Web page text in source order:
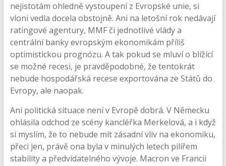
nejistotám ohledně vystoupení z Evropské unie, si
vloni vedla docela obstojně. Ani na letošní rok nedávají
ratingové agentury, MMF či jednotlivé vlády a
centrální banky evropským ekonomikám příliš
optimistickou prognózu. A tak pokud se mluví o blížící
se možné recesi, je pravděpodobné, že tentokrát
nebude hospodářská recese exportována ze Států do
Evropy, ale naopak.
Ani politická situace není v Evropě dobrá. V Německu
ohlásila odchod ze scény kancléřka Merkelová, a i když
si myslím, že to nebude mít zásadní vliv na ekonomiku,
přeci jen, právě ona byla v minulých letech pilířem
stability a předvídatelného vývoje. Macron ve Francii